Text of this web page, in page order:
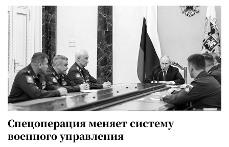
Спецоперация меняет систему
военного управления